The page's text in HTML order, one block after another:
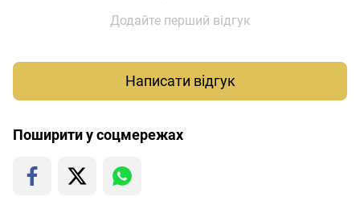
Додайте перший відгук
Написати відгук
Поширити у соцмережах